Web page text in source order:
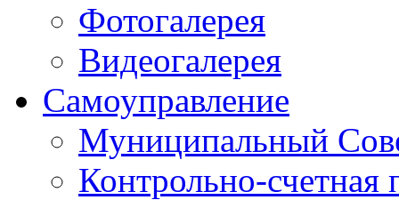
Фотогалерея
Видеогалерея
Самоуправление
Муниципальный
Контрольно-счетная